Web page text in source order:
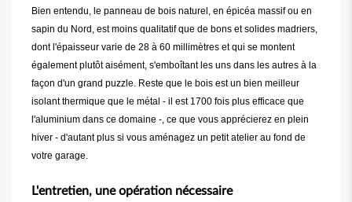
Bien entendu, le panneau de bois naturel, en épicéa massif ou en
sapin du Nord, est moins qualitatif que de bons et solides madriers,
dont l'épaisseur varie de 28 à 60 millimètres et qui se montent
également plutôt aisément, s'emboîtant les uns dans les autres à la
façon d'un grand puzzle. Reste que le bois est un bien meilleur
isolant thermique que le métal - il est 1700 fois plus efficace que
l'aluminium dans ce domaine -, ce que vous apprécierez en plein
hiver - d'autant plus si vous aménagez un petit atelier au fond de
votre garage.
L'entretien, une opération nécessaire